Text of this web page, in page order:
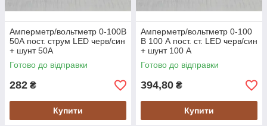
Амперметр/вольтметр 0-100В
50А пост. струм LED черв/син
+ шунт 50А
Готово до відправки
282 ₴
Купити
Амперметр/вольтметр 0-100
В 100 А пост. ст. LED черв/син
+ шунт 100 А
Готово до відправки
394,80 ₴
Купити